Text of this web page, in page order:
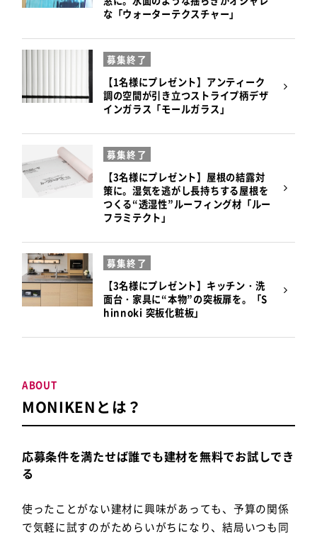
な「ウォーターテクスチャー」
【1名様にプレゼント】アンティーク
調の空間が引き立つストライプ柄デザ
インガラス「モールガラス」
募集終了
【3名様にプレゼント】屋根の結露対
策に。湿気を逃がし長持ちする屋根を
つくる“透湿性”ルーフィング材「ルー
フラミテクト」
募集終了
【3名様にプレゼント】キッチン・洗
面台・家具に“本物”の突板扉を。「S
hinnoki 突板化粧板」
募集終了
MONIKENとは？
ABOUT
応募条件を満たせば誰でも建材を無料でお試しでき
る
使ったことがない建材に興味があっても、予算の関係
で気軽に試すのがためらいがちになり、結局いつも同